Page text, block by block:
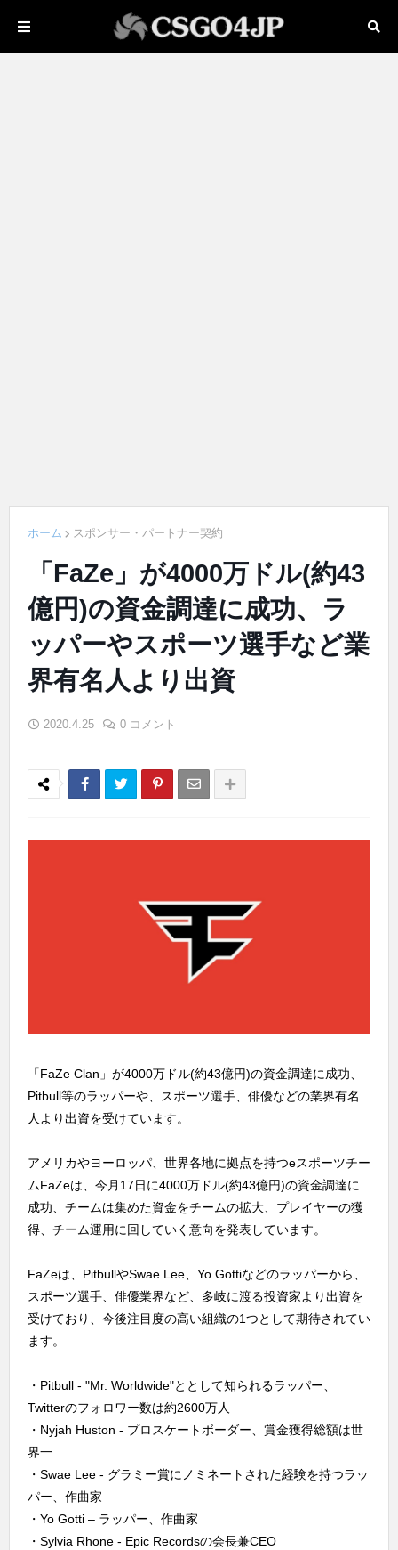
ホーム スポンサー・パートナー契約
「FaZe」が4000万ドル(約43
億円)の資金調達に成功、ラ
ッパーやスポーツ選手など業
界有名人より出資
2020.4.25 0 コメント
「FaZe Clan」が4000万ドル(約43億円)の資金調達に成功、
Pitbull等のラッパーや、スポーツ選手、俳優などの業界有名
人より出資を受けています。
アメリカやヨーロッパ、世界各地に拠点を持つeスポーツチー
ムFaZeは、今月17日に4000万ドル(約43億円)の資金調達に
成功、チームは集めた資金をチームの拡大、プレイヤーの獲
得、チーム運用に回していく意向を発表しています。
FaZeは、PitbullやSwae Lee、Yo Gottiなどのラッパーから、
スポーツ選手、俳優業界など、多岐に渡る投資家より出資を
受けており、今後注目度の高い組織の1つとして期待されてい
ます。
・Pitbull - "Mr. Worldwide"ととして知られるラッパー、
Twitterのフォロワー数は約2600万人
・Nyjah Huston - プロスケートボーダー、賞金獲得総額は世
界一
・Swae Lee - グラミー賞にノミネートされた経験を持つラッ
パー、作曲家
・Yo Gotti – ラッパー、作曲家
・Sylvia Rhone - Epic Recordsの会長兼CEO